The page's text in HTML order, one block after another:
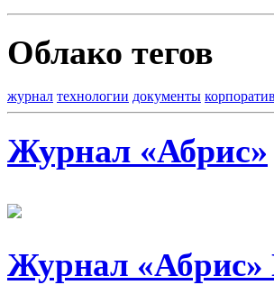
Облако тегов
журнал технологии документы
Журнал «Абрис»
Журнал